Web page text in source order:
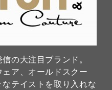
の大注目ブランド。
ア、オールドスクー
テイストを取り入れな